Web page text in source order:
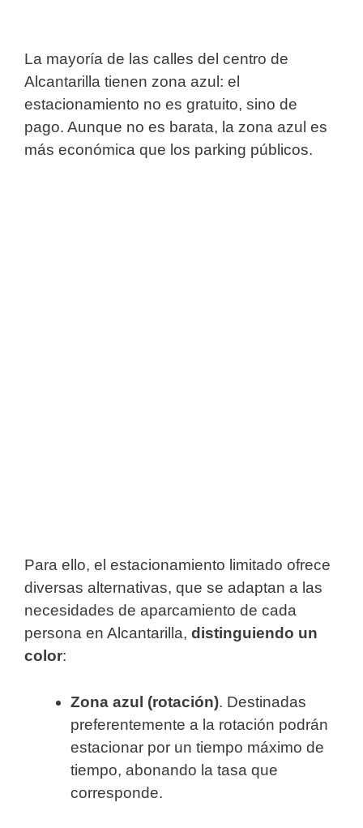
La mayoría de las calles del centro de
Alcantarilla tienen zona azul: el
estacionamiento no es gratuito, sino de
pago. Aunque no es barata, la zona azul es
más económica que los parking públicos.
Para ello, el estacionamiento limitado ofrece
diversas alternativas, que se adaptan a las
necesidades de aparcamiento de cada
persona en Alcantarilla, distinguiendo un
color:
Zona azul (rotación). Destinadas
preferentemente a la rotación podrán
estacionar por un tiempo máximo de
tiempo, abonando la tasa que
corresponde.